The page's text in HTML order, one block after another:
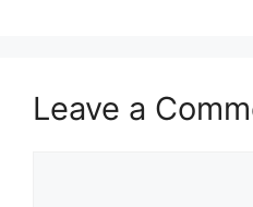
Leave a